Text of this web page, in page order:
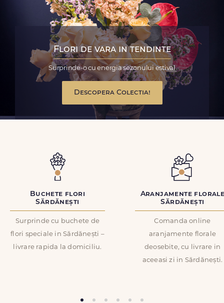
Flori de vara in tendinte
Surprinde-o cu energia sezonului estival
Descopera Colectia!
Buchete flori
Sărdănești
Surprinde cu buchete de
flori speciale in Sărdănești –
livrare rapida la domiciliu.
Aranjamente
Sărdănești
Comanda online
aranjamente florale
deosebite, cu livrare in
aceeasi zi in Sărdănești.